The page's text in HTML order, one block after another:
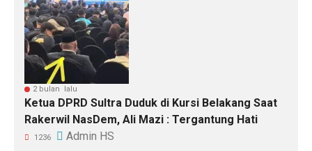
2 bulan lalu
Ketua DPRD Sultra Duduk di Kursi Belakang Saat
Rakerwil NasDem, Ali Mazi : Tergantung Hati
1236 Admin HS